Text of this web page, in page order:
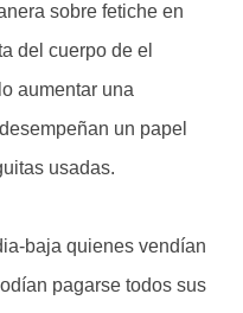
sobre fetiche en
del cuerpo de el
aumentar una
un papel
usadas.
baja quienes vendían
pagarse todos sus